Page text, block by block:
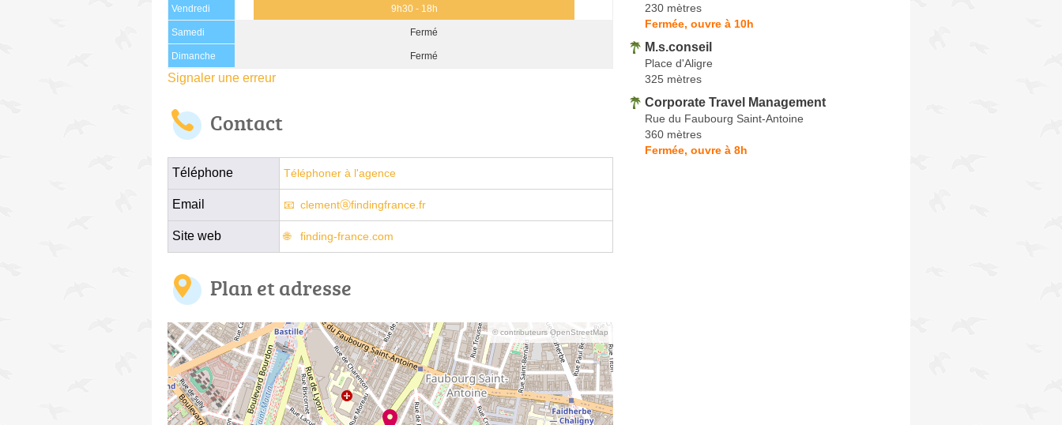
Vendredi 9h30 - 18h
Samedi Fermé
Dimanche Fermé
Signaler une erreur
Contact
Téléphone Téléphoner à l'agence
Email clementⓐfindingfrance.fr
Site web finding-france.com
Plan et adresse
© contributeurs OpenStreetMap
230 mètres
Fermée, ouvre à 10h
M.s.conseil
Place d'Aligre
325 mètres
Corporate Travel Management
Rue du Faubourg Saint-Antoine
360 mètres
Fermée, ouvre à 8h